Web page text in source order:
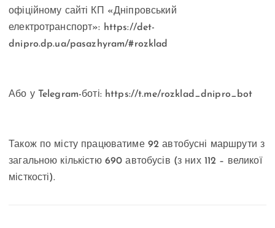
офіційному сайті КП «Дніпровський
електротранспорт»: https://det-
dnipro.dp.ua/pasazhyram/#rozklad
Або у Telegram-боті: https://t.me/rozklad_dnipro_bot
Також по місту працюватиме 92 автобусні маршрути з
загальною кількістю 690 автобусів (з них 112 – великої
місткості).